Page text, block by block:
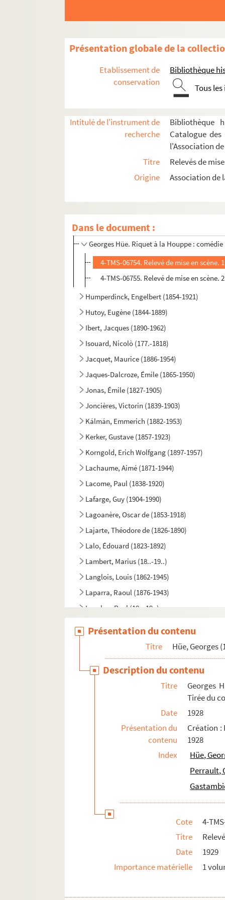
Présentation globale de la
Etablissement de
conservation
Bibliothèque
Tous
Intitulé de l'instrument de
recherche
Bibliothèque
Catalogue
l'Association
Titre
Relevés de
Origine
Association de
Dans le document :
Grisar, Albert (1808-1869)
Grisart, Charles (1838 ?-1904)
Grun, Bernard (1901-1972)
Guiraud, Ernest (1837-1892)
Hahn, Reynaldo (1874-1947)
Halévy, Fromental (1799-1862)
Haydn, Joseph (1732-1809)
Henrion, Paul (1819-1901)
Hérold, Ferdinand (1791-1833)
Hirchmann, Henri (1872-1961)
Hüe, Georges (1858-1948)
Georges Hüe. Riquet à la Houppe :
4-TMS-06754. Relevé de mise en scène.
4-TMS-06755. Relevé de mise en scène.
Humperdinck, Engelbert (1854-1921)
Hutoy, Eugène (1844-1889)
Ibert, Jacques (1890-1962)
Isouard, Nicolò (177.-1818)
Jacquet, Maurice (1886-1954)
Jaques-Dalcroze, Émile (1865-1950)
Jonas, Émile (1827-1905)
Joncières, Victorin (1839-1903)
Kálmán, Emmerich (1882-1953)
Kerker, Gustave (1857-1923)
Korngold, Erich Wolfgang (1897-1957)
Lachaume, Aimé (1871-1944)
Lacome, Paul (1838-1920)
Lafarge, Guy (1904-1990)
Lagoanère, Oscar de (1853-1918)
Lajarte, Théodore de (1826-1890)
Lalo, Édouard (1823-1892)
Lambert, Marius (18..-19..)
Langlois, Louis (1862-1945)
Laparra, Raoul (1876-1943)
Lavabre, Paul (18..-19..)
Lecocq, Charles (1832-1918)
Lefevre, Marcel (1863-1941)
Lenepveu, Charles (1840-1910)
Leoncavallo, Ruggero (1857-1919)
Litolff, Henry (1818-1891)
Luce-Varlet, Charles (1781-1853)
Présentation du contenu
Titre Hüe, Georges
Description du contenu
Titre
Georges
Tirée du
Date
1928
Présentation du
contenu
Création :
1928
Index
Hüe,
Perrault,
Cote
4-
Titre
Date
1929
Importance matérielle
1